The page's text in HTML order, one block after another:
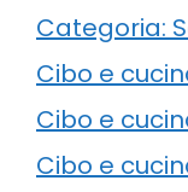
Categoria:
Cibo e
Cibo e
Cibo e